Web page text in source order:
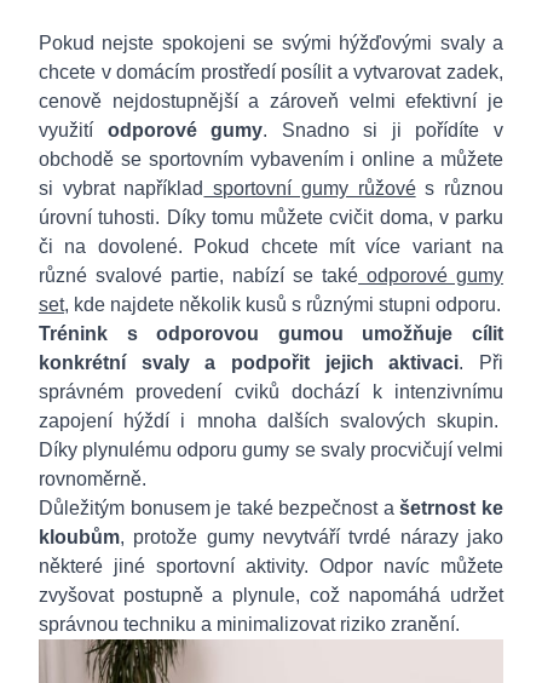
Pokud nejste spokojeni se svými hýžďovými svaly a
chcete v domácím prostředí posílit a vytvarovat zadek,
cenově nejdostupnější a zároveň velmi efektivní je
využití odporové gumy. Snadno si ji pořídíte v
obchodě se sportovním vybavením i online a můžete
si vybrat například sportovní gumy růžovés různou
úrovní tuhosti. Díky tomu můžete cvičit doma, v parku
či na dovolené. Pokud chcete mít více variant na
různé svalové partie, nabízí se také odporové gumy
set, kde najdete několik kusů s různými stupni odporu.
Trénink s odporovou gumou umožňuje cílit
konkrétní svaly a podpořit jejich aktivaci. Při
správném provedení cviků dochází k intenzivnímu
zapojení hýždí i mnoha dalších svalových skupin.
Díky plynulému odporu gumy se svaly procvičují velmi
rovnoměrně.
Důležitým bonusem je také bezpečnost ašetrnost ke
kloubům, protože gumy nevytváří tvrdé nárazy jako
některé jiné sportovní aktivity. Odpor navíc můžete
zvyšovat postupně a plynule, což napomáhá udržet
správnou techniku a minimalizovat riziko zranění.